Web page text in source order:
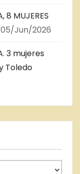
8 MUJERES
Jun/2026
3 mujeres
Toledo